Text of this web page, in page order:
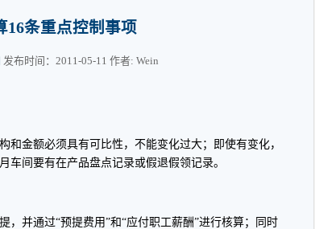
16条重点控制事项
发布时间：2011-05-11 作者: Wein
金额必须具有可比性，不能变化过大；即使有变化，
车间要有在产品盘点记录或假退假领记录。
并通过“预提费用”和“应付职工薪酬”进行核算；同时